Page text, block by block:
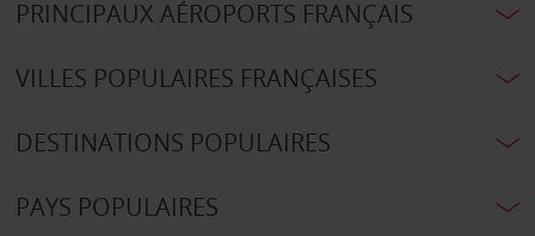
PRINCIPAUX AÉROPORTS FRANÇAIS
VILLES POPULAIRES FRANÇAISES
DESTINATIONS POPULAIRES
PAYS POPULAIRES